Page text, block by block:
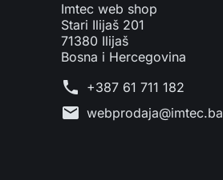
Imtec web shop
Stari Ilijaš 201
71380 Ilijaš
Bosna i Hercegovina
phone +387 61 711 182
mail webprodaja@imtec.ba